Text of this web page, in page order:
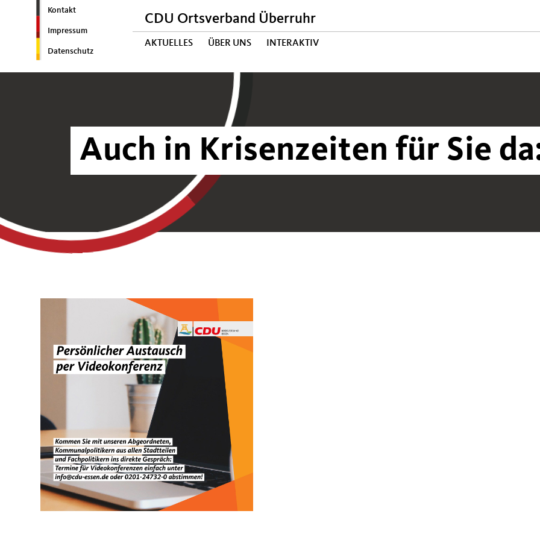
Kontakt
Impressum
Datenschutz
CDU Ortsverband Überruhr
AKTUELLES ÜBER UNS INTERAKTIV
Auch in Krisenzeiten für Sie